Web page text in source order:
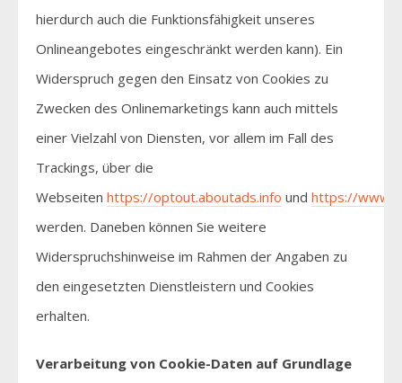
hierdurch auch die Funktionsfähigkeit unseres
Onlineangebotes eingeschränkt werden kann). Ein
Widerspruch gegen den Einsatz von Cookies zu
Zwecken des Onlinemarketings kann auch mittels
einer Vielzahl von Diensten, vor allem im Fall des
Trackings, über die
Webseiten https://optout.aboutads.info und https://
werden. Daneben können Sie weitere
Widerspruchshinweise im Rahmen der Angaben zu
den eingesetzten Dienstleistern und Cookies
erhalten.
Verarbeitung von Cookie-Daten auf Grundlage